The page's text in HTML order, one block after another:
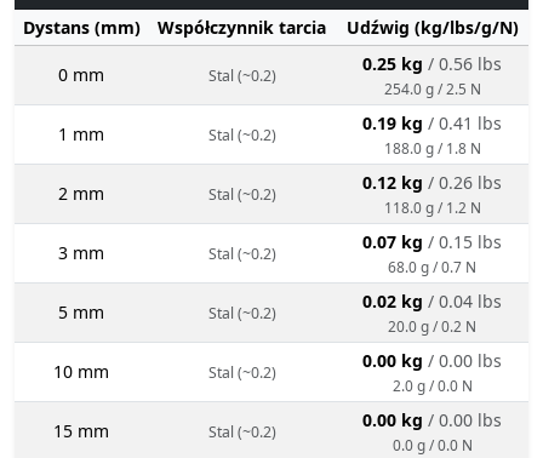
Dystans (mm)
Współczynnik tarcia Udźwig (kg/lbs/g/N)
0 mm Stal (~0.2)
0.25 kg / 0.56 lbs
254.0 g / 2.5 N
1 mm Stal (~0.2)
0.19 kg / 0.41 lbs
188.0 g / 1.8 N
2 mm Stal (~0.2)
0.12 kg / 0.26 lbs
118.0 g / 1.2 N
3 mm Stal (~0.2)
0.07 kg / 0.15 lbs
68.0 g / 0.7 N
5 mm Stal (~0.2)
0.02 kg / 0.04 lbs
20.0 g / 0.2 N
10 mm Stal (~0.2)
0.00 kg / 0.00 lbs
2.0 g / 0.0 N
15 mm Stal (~0.2)
0.00 kg / 0.00 lbs
0.0 g / 0.0 N